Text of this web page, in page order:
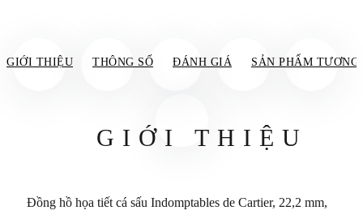
GIỚI THIỆU THÔNG SỐ ĐÁNH GIÁ SẢN PHẨM TƯƠNG
GIỚI THIỆU
Đồng hồ họa tiết cá sấu Indomptables de Cartier, 22,2 mm,